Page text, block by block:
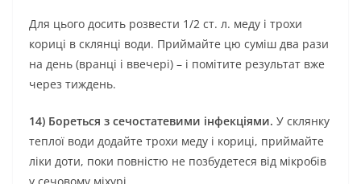
Для цього досить розвести 1/2 ст. л. меду і трохи
кориці в склянці води. Приймайте цю суміш два рази
на день (вранці і ввечері) – і помітите результат вже
через тиждень.
14) Бореться з сечостатевими інфекціями. У склянку
теплої води додайте трохи меду і кориці, приймайте
ліки доти, поки повністю не позбудетеся від мікробів